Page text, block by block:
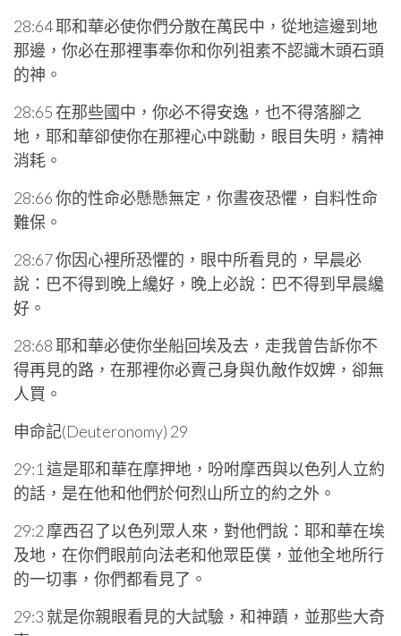
28:64 耶和華必使你們分散在萬民中，從地這邊到地
那邊，你必在那裡事奉你和你列祖素不認識木頭石頭
的神。
28:65 在那些國中，你必不得安逸，也不得落腳之
地，耶和華卻使你在那裡心中跳動，眼目失明，精神
消耗。
28:66 你的性命必懸懸無定，你晝夜恐懼，自料性命
難保。
28:67 你因心裡所恐懼的，眼中所看見的，早晨必
說：巴不得到晚上纔好，晚上必說：巴不得到早晨纔
好。
28:68 耶和華必使你坐船回埃及去，走我曾告訴你不
得再見的路，在那裡你必賣己身與仇敵作奴婢，卻無
人買。
申命記(Deuteronomy) 29
29:1 這是耶和華在摩押地，吩咐摩西與以色列人立約
的話，是在他和他們於何烈山所立的約之外。
29:2 摩西召了以色列眾人來，對他們說：耶和華在埃
及地，在你們眼前向法老和他眾臣僕，並他全地所行
的一切事，你們都看見了。
29:3 就是你親眼看見的大試驗，和神蹟，並那些大奇